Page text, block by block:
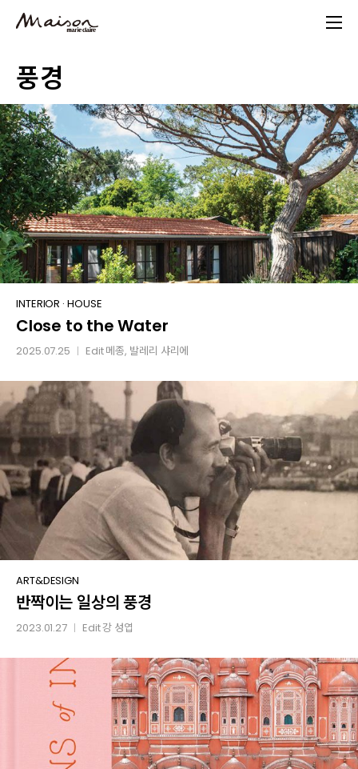
content
풍경
Close
to
the
INTERIOR · HOUSE
Close to the Water
2025.07.25 Edit메종, 발레리 샤리에
반짝이는
일상의
풍경
ART&DESIGN
반짝이는 일상의 풍경
2023.01.27 Edit강 성엽